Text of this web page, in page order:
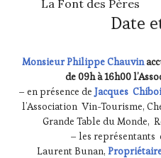
La Font des Pères
Date
Monsieur Philippe Chauvin
de 09h à 16h00
– en présence de Jacques
l’Association Vin-Tourisme,
Grande Table du Monde,
– les représentants
Laurent Bunan,